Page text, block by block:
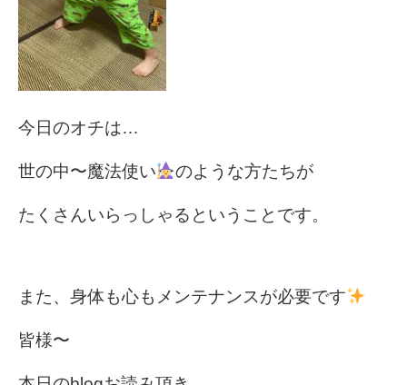
今日のオチは…
世の中〜魔法使い のような方たちが
たくさんいらっしゃるということです。
また、身体も心もメンテナンスが必要です
皆様〜